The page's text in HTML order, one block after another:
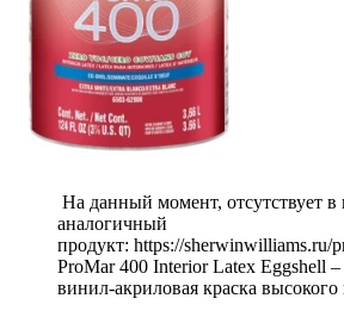
На данный момент, отсутствует в
аналогичный
продукт: https://sherwinwilliams.ru/
ProMar 400 Interior Latex Eggshell
винил-акриловая краска высокого